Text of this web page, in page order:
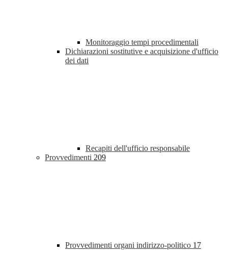
Monitoraggio tempi procedimentali
Dichiarazioni sostitutive e acquisizione d'ufficio
dei dati
Recapiti dell'ufficio responsabile
Provvedimenti 209
Provvedimenti organi indirizzo-politico 17